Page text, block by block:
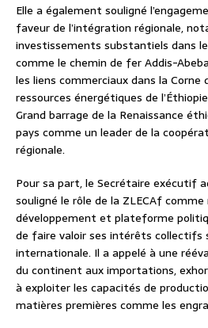
Elle a également souligné
faveur de l’intégration régionale,
investissements substantiels dans
comme le chemin de fer Addis-
les liens commerciaux dans la Corne
ressources énergétiques de
Grand barrage de la Renaissance
pays comme un leader de la
régionale.
Pour sa part, le Secrétaire exécutif
souligné le rôle de la ZLECAf comme
développement et plateforme
de faire valoir ses intérêts collectifs
internationale. Il a appelé à une
du continent aux importations,
à exploiter les capacités de
matières premières comme les